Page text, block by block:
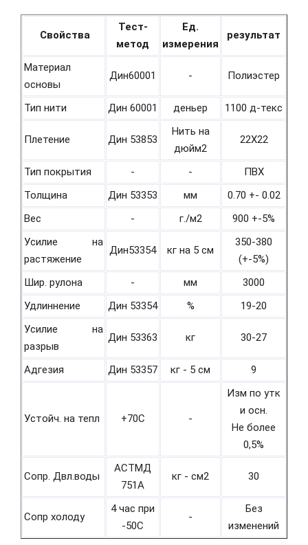
Свойства
Тест-
метод
Ед.
измерения
результат
Материал
основы
Дин60001 - Полиэстер
Тип нити Дин 60001 деньер 1100 д-текс
Плетение Дин 53853
Нить на
дюйм2
22Х22
Тип покрытия - -
ПВХ
Толщина
Дин 53353 мм
0.70 +- 0.02
Вес
- г./м2
900 +-5%
Усилие на
растяжение
Дин53354 кг на 5 см
350-380
(+-5%)
Шир. рулона
- мм
3000
Удлиннение
Дин 53354 %
19-20
Усилие на
разрыв
Дин 53363 кг 30-27
Адгезия Дин 53357 кг - 5 см 9
Устойч. на тепл +70С -
Изм по утк
и осн.
Не более
0,5%
Сопр. Двл.воды
АСТМД
751А
кг - см2 30
Сопр холоду
4 час при
-50С
-
Без
изменений